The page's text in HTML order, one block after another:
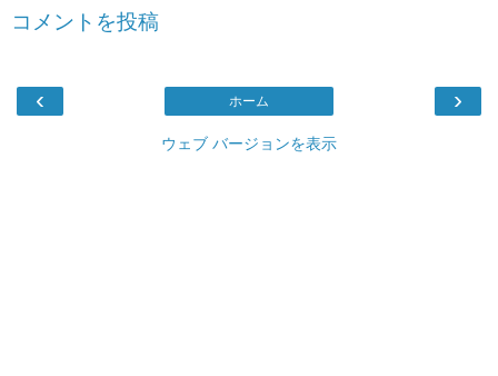
コメントを投稿
‹ ›
ホーム
ウェブ バージョンを表示